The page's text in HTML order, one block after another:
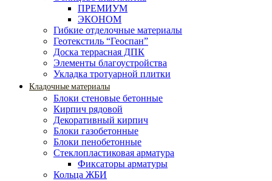
ПРЕМИУМ
ЭКОНОМ
Гибкие отделочные материалы
Геотекстиль “Геоспан”
Доска террасная ДПК
Элементы благоустройства
Укладка тротуарной плитки
Кладочные материалы
Блоки стеновые бетонные
Кирпич рядовой
Декоративный кирпич
Блоки газобетонные
Блоки пенобетонные
Стеклопластиковая арматура
Фиксаторы арматуры
Кольца ЖБИ